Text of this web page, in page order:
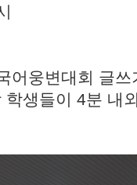
어웅변대회 글
생들이 4분 내